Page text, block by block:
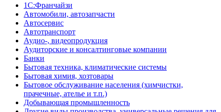
1С:Франчайзи
Автомобили, автозапчасти
Автосервис
Автотранспорт
Аудио-, видеопродукция
Аудиторские и консалтинговые компании
Банки
Бытовая техника, климатические системы
Бытовая химия, хозтовары
Бытовое обслуживание населения (химчистки,
прачечные, ателье и т.п.)
Добывающая промышленность